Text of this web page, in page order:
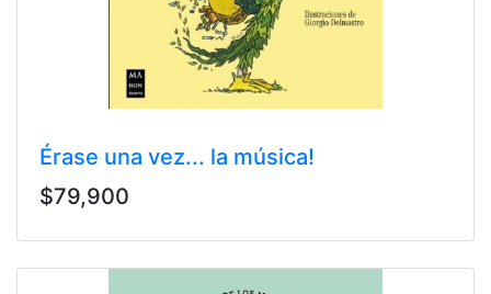
Érase una vez... la música!
$79,900